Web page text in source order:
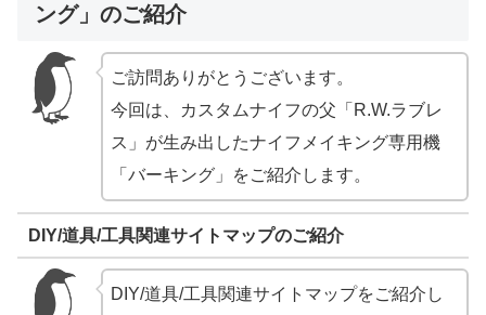
ング」のご紹介
ご訪問ありがとうございます。
今回は、カスタムナイフの父「R.W.ラブレ
ス」が生み出したナイフメイキング専用機
「バーキング」をご紹介します。
DIY/道具/工具関連サイトマップのご紹介
DIY/道具/工具関連サイトマップをご紹介し